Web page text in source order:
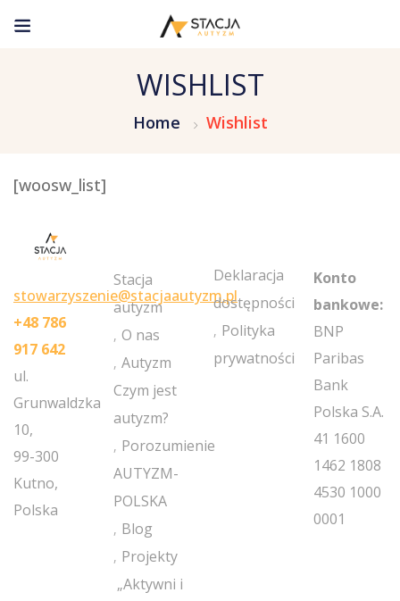
WISHLIST
Home Wishlist
[woosw_list]
stowarzyszenie@stacjaautyzm.pl
+48 786
917 642
ul.
Grunwaldzka
10,
99-300
Kutno,
Polska
Stacja
autyzm
O nas
Autyzm
Czym jest
autyzm?
Porozumienie
AUTYZM-
POLSKA
Blog
Projekty
„Aktywni i
Deklaracja
dostępności
Polityka
prywatności
Konto
bankowe:
BNP
Paribas
Bank
Polska S.A.
41 1600
1462 1808
4530 1000
0001